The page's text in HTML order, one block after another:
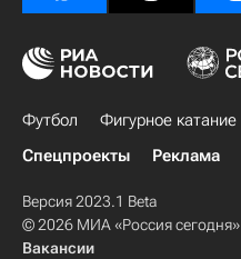
Футбол Фигурное катание
Спецпроекты
Реклама
Версия 2023.1 Beta
© 2026 МИА «Россия сегодня»
Вакансии